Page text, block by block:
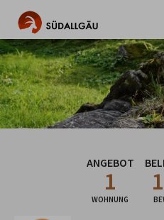
Die schönste Seite im Allgäu
Aktuell
Destination
Gastgeber
ANGEBOT
1
WOHNUNG